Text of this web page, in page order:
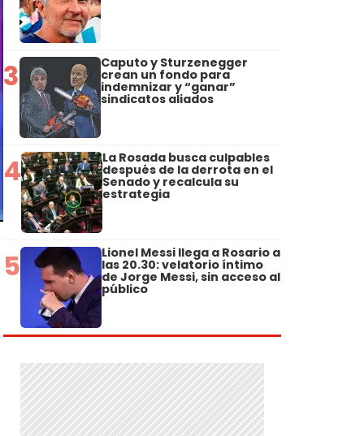
3 Caputo y Sturzenegger
crean un fondo para
indemnizar y “ganar”
sindicatos aliados
4 La Rosada busca culpables
después de la derrota en el
Senado y recalcula su
estrategia
5 Lionel Messi llega a Rosario a
las 20.30: velatorio íntimo
de Jorge Messi, sin acceso al
público